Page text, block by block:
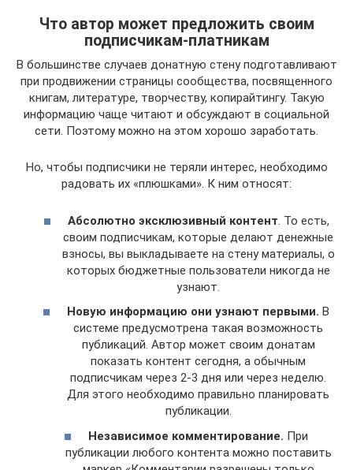
Что автор может предложить своим
подписчикам-платникам
В большинстве случаев донатную стену подготавливают
при продвижении страницы сообщества, посвященного
книгам, литературе, творчеству, копирайтингу. Такую
информацию чаще читают и обсуждают в социальной
сети. Поэтому можно на этом хорошо заработать.
Но, чтобы подписчики не теряли интерес, необходимо
радовать их «плюшками». К ним относят:
Абсолютно эксклюзивный контент . То есть,
своим подписчикам, которые делают денежные
взносы, вы выкладываете на стену материалы, о
которых бюджетные пользователи никогда не
узнают.
Новую информацию они узнают первыми. В
системе предусмотрена такая возможность
публикаций. Автор может своим донатам
показать контент сегодня, а обычным
подписчикам через 2-3 дня или через неделю.
Для этого необходимо правильно планировать
публикации.
Независимое комментирование. При
публикации любого контента можно поставить